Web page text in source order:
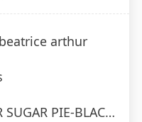
arthur
SUGAR PIE (RAGGA、Grady Martin